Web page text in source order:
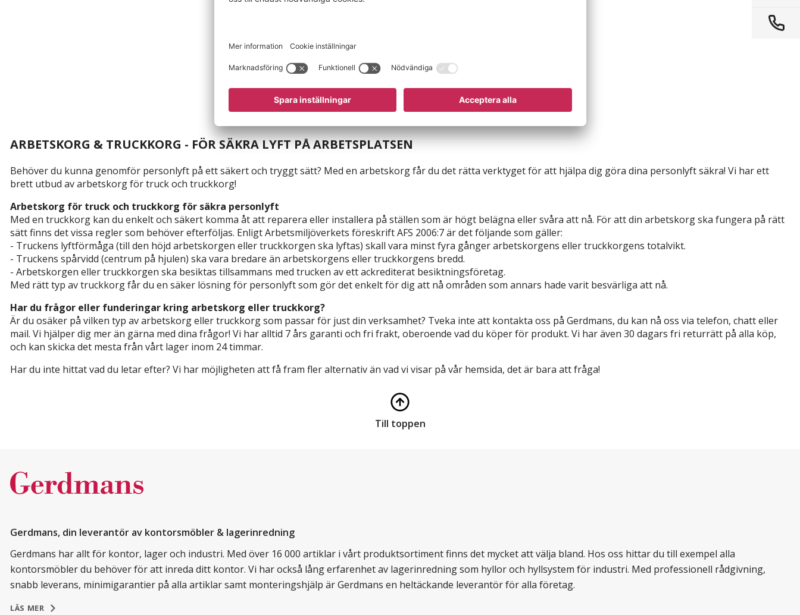
ARBETSKORG & TRUCKKORG - FÖR SÄKRA LYFT PÅ ARBETSPLATSEN
Behöver du kunna genomför personlyft på ett säkert och tryggt sätt? Med en arbetskorg får du det rätta verktyget för att hjälpa dig göra dina personlyft säkra! Vi har ett
brett utbud av arbetskorg för truck och truckkorg!
Arbetskorg för truck och truckkorg för säkra personlyft
Med en truckkorg kan du enkelt och säkert komma åt att reparera eller installera på ställen som är högt belägna eller svåra att nå. För att din arbetskorg ska fungera på rätt
sätt finns det vissa regler som behöver efterföljas. Enligt Arbetsmiljöverkets föreskrift AFS 2006:7 är det följande som gäller:
- Truckens lyftförmåga (till den höjd arbetskorgen eller truckkorgen ska lyftas) skall vara minst fyra gånger arbetskorgens eller truckkorgens totalvikt.
- Truckens spårvidd (centrum på hjulen) ska vara bredare än arbetskorgens eller truckkorgens bredd.
- Arbetskorgen eller truckkorgen ska besiktas tillsammans med trucken av ett ackrediterat besiktningsföretag.
Med rätt typ av truckkorg får du en säker lösning för personlyft som gör det enkelt för dig att nå områden som annars hade varit besvärliga att nå.
Har du frågor eller funderingar kring arbetskorg eller truckkorg?
Är du osäker på vilken typ av arbetskorg eller truckkorg som passar för just din verksamhet? Tveka inte att kontakta oss på Gerdmans, du kan nå oss via telefon, chatt eller
mail. Vi hjälper dig mer än gärna med dina frågor! Vi har alltid 7 års garanti och fri frakt, oberoende vad du köper för produkt. Vi har även 30 dagars fri returrätt på alla köp,
och kan skicka det mesta från vårt lager inom 24 timmar.
Har du inte hittat vad du letar efter? Vi har möjligheten att få fram fler alternativ än vad vi visar på vår hemsida, det är bara att fråga!
Till toppen
Gerdmans, din leverantör av kontorsmöbler & lagerinredning
Gerdmans har allt för kontor, lager och industri. Med över 16 000 artiklar i vårt produktsortiment finns det mycket att välja bland. Hos oss hittar du till exempel alla
kontorsmöbler du behöver för att inreda ditt kontor. Vi har också lång erfarenhet av lagerinredning som hyllor och hyllsystem för industri. Med professionell rådgivning,
snabb leverans, minimigarantier på alla artiklar samt monteringshjälp är Gerdmans en heltäckande leverantör för alla företag.
LÄS MER